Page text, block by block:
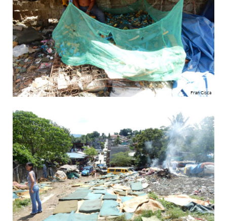
Fran Cisca